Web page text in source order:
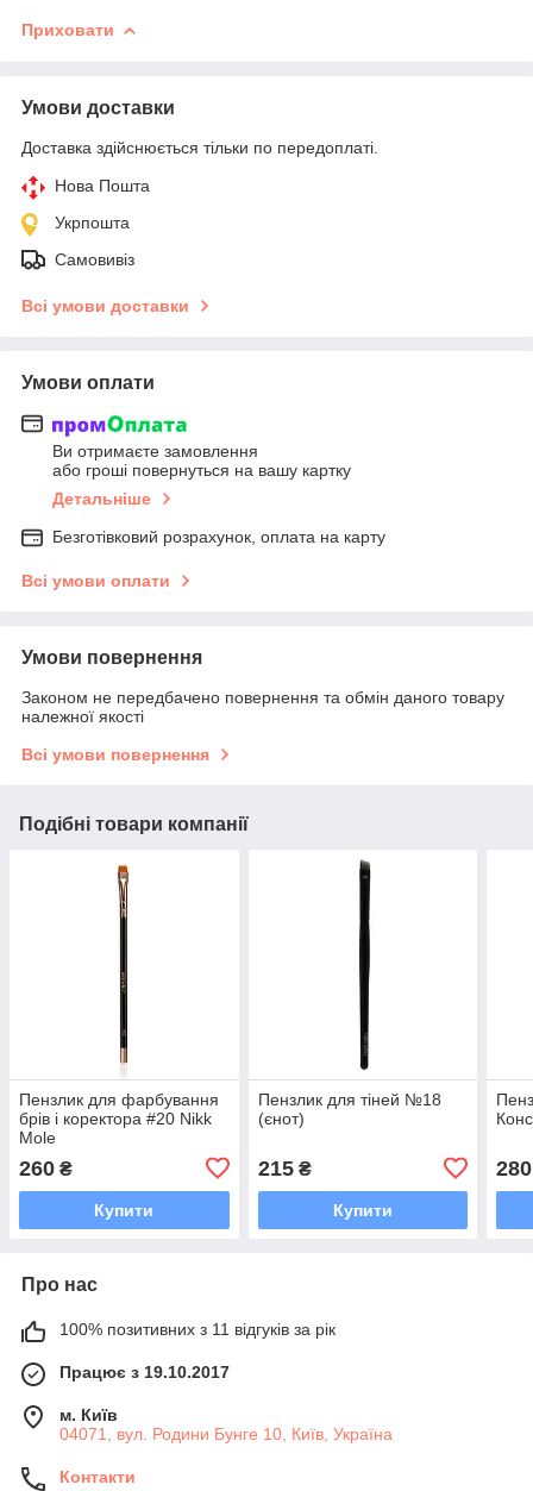
Приховати
Умови доставки
Доставка здійснюється тільки по передоплаті.
Нова Пошта
Укрпошта
Самовивіз
Всі умови доставки
Умови оплати
Ви отримаєте замовлення
або гроші повернуться на вашу картку
Детальніше
Безготівковий розрахунок, оплата на карту
Всі умови оплати
Умови повернення
Законом не передбачено повернення та обмін даного товару
належної якості
Всі умови повернення
Подібні товари компанії
Пензлик для фарбування
брів і коректора #20 Nikk
Mole
260 ₴
Купити
Пензлик для тіней №18
(єнот)
215₴
Купити
280
Про нас
100% позитивних з 11 відгуків за рік
Працює з 19.10.2017
м. Київ
04071, вул. Родини Бунге 10, Київ, Україна
Контакти